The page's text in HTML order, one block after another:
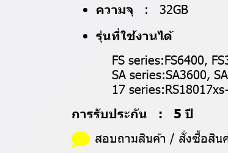
ความจุ : 32GB
รุ่นที่ใช้งานได้
FS series:FS6400,
SA series:SA3600,
17
การรับประกัน : 5 ปี
สอบถามสินค้า / สั่งซื้อสิน